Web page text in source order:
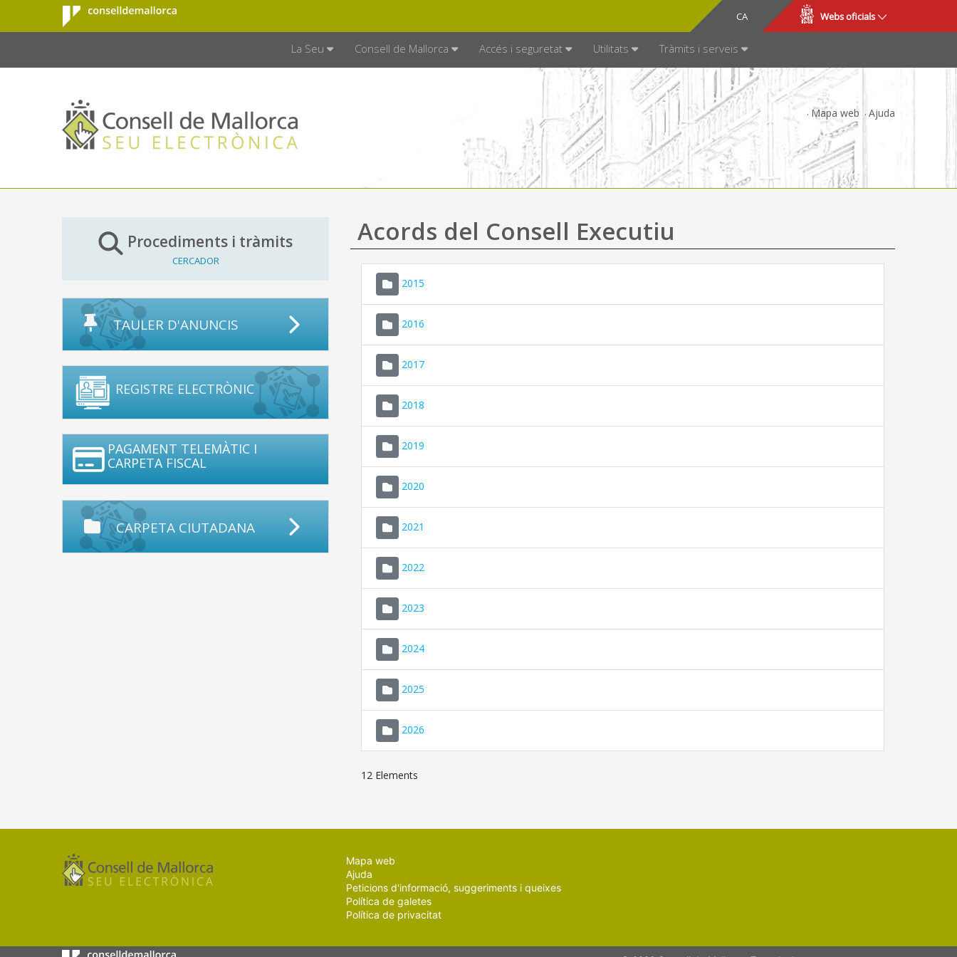
Salta al contingut principal
Consell de
Mallorca
CA
ES Webs oficials
La Seu Consell de Mallorca Accés i seguretat Utilitats Tràmits i serveis
Mapa web Ajuda
Procediments i tràmits
CERCADOR
TAULER D'ANUNCIS
REGISTRE ELECTRÒNIC
PAGAMENT TELEMÀTIC I
CARPETA FISCAL
CARPETA CIUTADANA
Acords del Consell Executiu
2015
2016
2017
2018
2019
2020
2021
2022
2023
2024
2025
2026
12 Elements
Mapa web
Ajuda
Peticions d'informació, suggeriments i queixes
Política de galetes
Política de privacitat